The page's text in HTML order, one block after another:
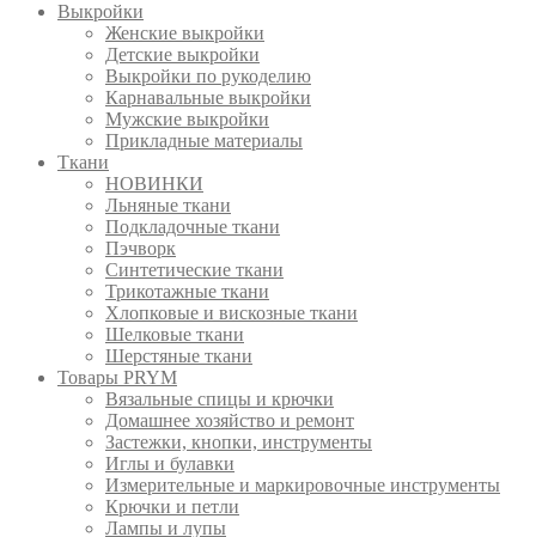
Выкройки
Женские выкройки
Детские выкройки
Выкройки по рукоделию
Карнавальные выкройки
Мужские выкройки
Прикладные материалы
Ткани
НОВИНКИ
Льняные ткани
Подкладочные ткани
Пэчворк
Синтетические ткани
Трикотажные ткани
Хлопковые и вискозные ткани
Шелковые ткани
Шерстяные ткани
Товары PRYM
Вязальные спицы и крючки
Домашнее хозяйство и ремонт
Застежки, кнопки, инструменты
Иглы и булавки
Измерительные и маркировочные инструменты
Крючки и петли
Лампы и лупы